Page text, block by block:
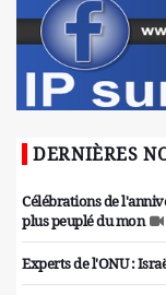
DERNIÈRES
Célébrations de
plus peuplé du mon
Experts de l'ONU :